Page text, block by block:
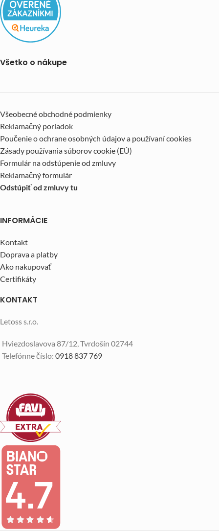
Všetko o nákupe
Všeobecné obchodné podmienky
Reklamačný poriadok
Poučenie o ochrane osobných údajov a používaní cookies
Zásady používania súborov cookie (EÚ)
Formulár na odstúpenie od zmluvy
Reklamačný formulár
Odstúpiť od zmluvy tu
INFORMÁCIE
Kontakt
Doprava a platby
Ako nakupovať
Certifikáty
KONTAKT
Letoss s.r.o.
Hviezdoslavova 87/12, Tvrdošín 02744
Telefónne číslo: 0918 837 769